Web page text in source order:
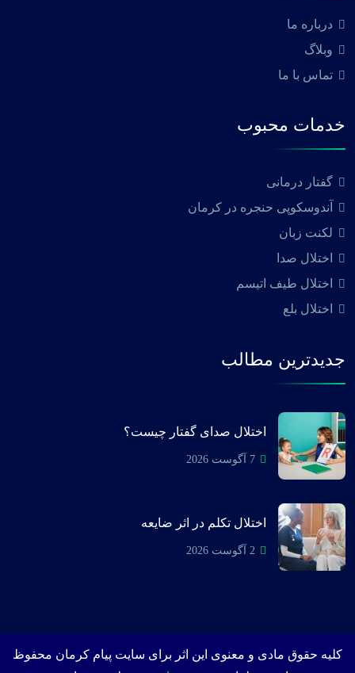
درباره ما
وبلاگ
تماس با ما
خدمات محبوب
گفتار درمانی
آندوسکوپی حنجره در کرمان
لکنت زبان
اختلال صدا
اختلال طیف اتیسم
اختلال بلع
جدیدترین مطالب
اختلال صدای گفتار چیست؟
7 آگوست 2026
اختلال تکلم در اثر ضایعه
2 آگوست 2026
کلیه حقوق مادی و معنوی این اثر برای سایت پیام کرمان محفوظ